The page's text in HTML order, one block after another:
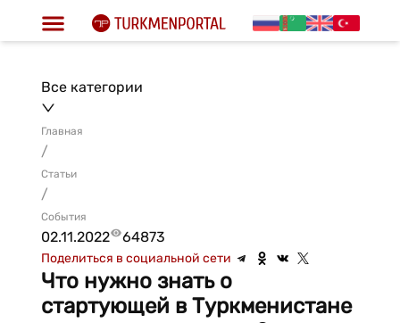
Все категории
Главная
/
Статьи
/
События
02.11.2022 64873
Поделиться в социальной сети
Что нужно знать о
стартующей в Туркменистане